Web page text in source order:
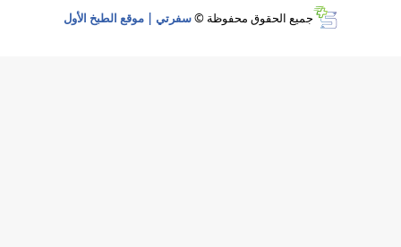
جميع الحقوق محفوظة ©سفرتي | موقع الطبخ الأول